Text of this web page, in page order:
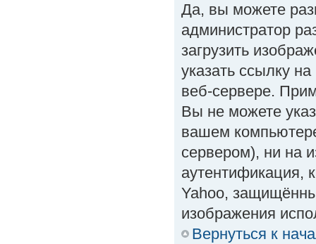
Да, вы можете
администратор
загрузить
указать ссылку
веб-сервере.
Вы не можете
вашем
сервером), ни на
аутентификация,
Yahoo,
изображения
Вернуться к